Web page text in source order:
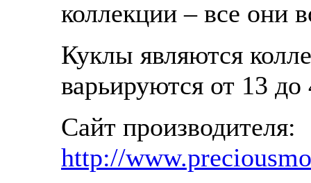
коллекции – все они
Куклы являются
варьируются от 13
Сайт производителя:
http://